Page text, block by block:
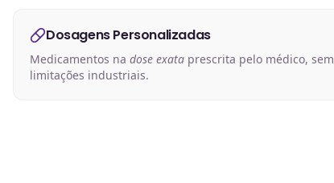
Dosagens Personalizadas
Medicamentos na dose exata prescrita pelo médico, sem
limitações industriais.